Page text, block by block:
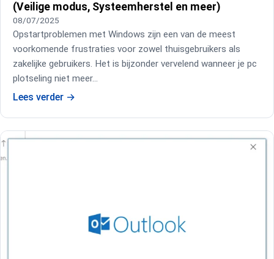
(Veilige modus, Systeemherstel en meer)
08/07/2025
Opstartproblemen met Windows zijn een van de meest
voorkomende frustraties voor zowel thuisgebruikers als
zakelijke gebruikers. Het is bijzonder vervelend wanneer je pc
plotseling niet meer…
Lees verder →